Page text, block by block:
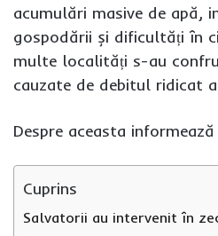
acumulări masive de apă,
gospodării și dificultăți în
multe localități s-au
cauzate de debitul ridicat
Despre aceasta informează
Cuprins
Salvatorii au intervenit în